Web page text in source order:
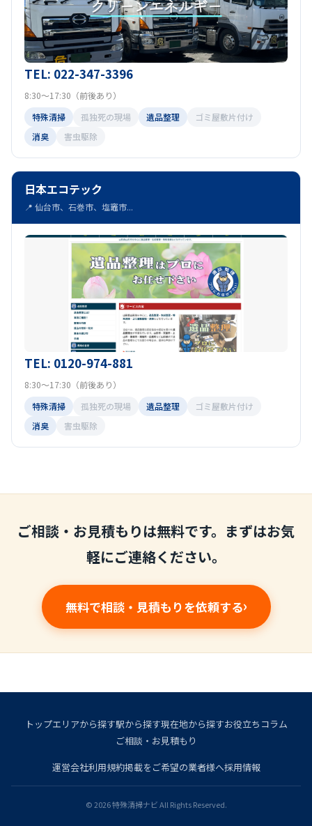
TEL: 022-347-3396
8:30～17:30（前後あり）
特殊清掃
孤独死の現場 遺品整理
ゴミ屋敷片付け
消臭
害虫駆除
日本エコテック
📍 仙台市、石巻市、塩竈市...
TEL: 0120-974-881
8:30～17:30（前後あり）
特殊清掃
孤独死の現場 遺品整理
ゴミ屋敷片付け
消臭
害虫駆除
ご相談・お見積もりは無料です。まずはお気
軽にご連絡ください。
無料で相談・見積もりを依頼する
トップエリアから探す駅から探す現在地から探すお役立ちコラム
ご相談・お見積もり
運営会社利用規約掲載をご希望の業者様へ採用情報
© 2026 特殊清掃ナビ All Rights Reserved.